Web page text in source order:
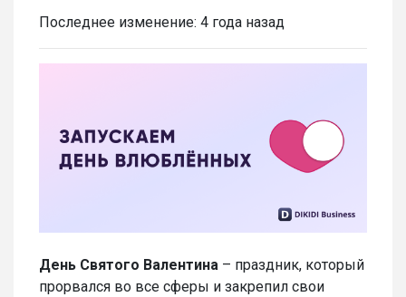
Последнее изменение: 4 года назад
День Святого Валентина – праздник, который
прорвался во все сферы и закрепил свои